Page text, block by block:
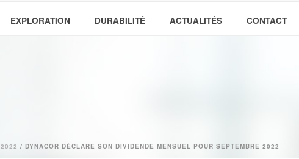
EXPLORATION DURABILITÉ ACTUALITÉS CONTACT
2022 / DYNACOR DÉCLARE SON DIVIDENDE MENSUEL POUR SEPTEMBRE 2022